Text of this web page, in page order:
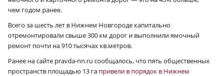
чем годом ранее.
Всего за шесть лет в Нижнем Новгороде капитально
отремонтировали свыше 300 км дорог и выполнили ямочный
ремонт почти на 910 тысячах кв.метров.
Ранее на сайте pravda-nn.ru сообщалось, что пять общественных
пространств площадью 13 га привели в порядок в Нижнем